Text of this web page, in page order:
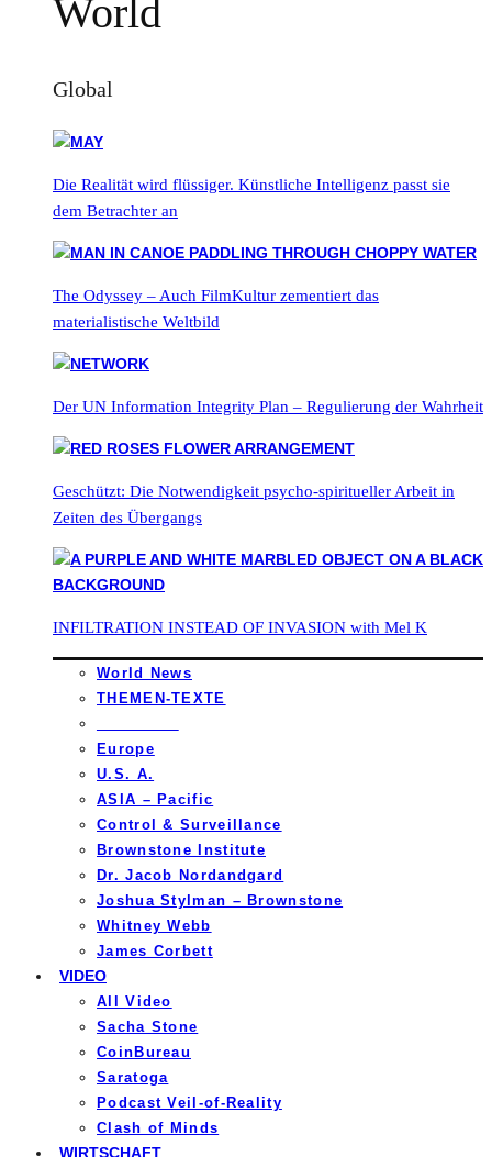
World
Global
Die Realität wird flüssiger. Künstliche Intelligenz passt sie
dem Betrachter an
The Odyssey – Auch FilmKultur zementiert das
materialistische Weltbild
Der UN Information Integrity Plan – Regulierung der Wahrheit
Geschützt: Die Notwendigkeit psycho-spiritueller Arbeit in
Zeiten des Übergangs
INFILTRATION INSTEAD OF INVASION with Mel K
World News
THEMEN-TEXTE
Europe
U.S. A.
ASIA – Pacific
Control & Surveillance
Brownstone Institute
Dr. Jacob Nordandgard
Joshua Stylman – Brownstone
Whitney Webb
James Corbett
VIDEO
All Video
Sacha Stone
CoinBureau
Saratoga
Podcast Veil-of-Reality
Clash of Minds
WIRTSCHAFT